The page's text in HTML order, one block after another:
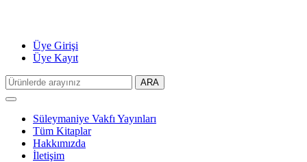
Üye Girişi
Üye Kayıt
ARA
Toggle
navigationSüleymaniye Vakfı Yayınları
Tüm Kitaplar
Hakkımızda
İletişim